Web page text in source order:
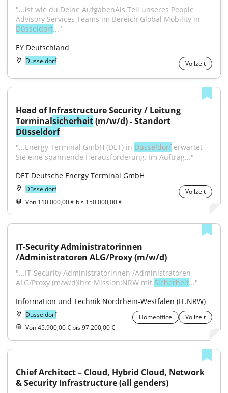
"...ist wie du.Deine AufgabenAls Teil unseres People
Düsseldorf..."
EY Deutschland
Düsseldorf Vollzeit
Head of Infrastructure Security / Leitung
Terminalsicherheit
Düsseldorf
"...Energy Terminal GmbH (DET) in Düsseldorf erwartet
Sie eine spannende Herausforderung. Im Auftrag..."
DET Deutsche Energy Terminal GmbH
Düsseldorf
Vollzeit
Von 110.000,00 € bis 150.000,00 €
IT-Security Administratorinnen
/Administratoren ALG/Proxy (m/w/d)
"...IT-Security Administratorinnen /Administratoren
ALG/Proxy (m/w/d)Ihre Mission:NRW mit Sicherheit..."
Information und Technik Nordrhein-Westfalen (IT.NRW)
Düsseldorf Homeoffice
Vollzeit
Von 45.900,00 € bis 97.200,00 €
Chief Architect – Cloud, Hybrid Cloud, Network
& Security Infrastructure (all genders)